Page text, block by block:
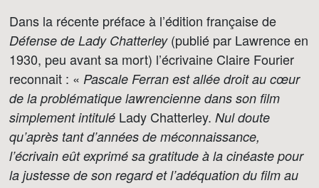
Dans la récente préface à l’édition française de
Défense de Lady Chatterley(publié par Lawrence en
1930, peu avant sa mort) l’écrivaine Claire Fourier
reconnait : « Pascale Ferran est allée droit au cœur
de la problématique lawrencienne dans son film
simplement intitulé Lady Chatterley. Nul doute
qu’après tant d’années de méconnaissance,
l’écrivain eût exprimé sa gratitude à la cinéaste pour
la justesse de son regard et l’adéquation du film au